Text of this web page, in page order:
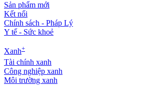
Sản phẩm mới
Kết nối
Chính sách - Pháp Lý
Y tế - Sức khoẻ
Xanh+
Tài chính xanh
Công nghiệp xanh
Môi trường xanh